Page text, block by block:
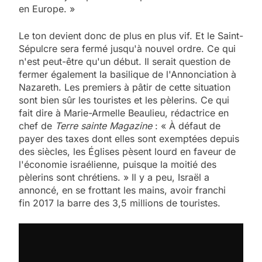
en Europe. »
Le ton devient donc de plus en plus vif. Et le Saint-
Sépulcre sera fermé jusqu'à nouvel ordre. Ce qui
n'est peut-être qu'un début. Il serait question de
fermer également la basilique de l'Annonciation à
Nazareth. Les premiers à pâtir de cette situation
sont bien sûr les touristes et les pèlerins. Ce qui
fait dire à Marie-Armelle Beaulieu, rédactrice en
chef de Terre sainte Magazine : « À défaut de
payer des taxes dont elles sont exemptées depuis
des siècles, les Églises pèsent lourd en faveur de
l'économie israélienne, puisque la moitié des
pèlerins sont chrétiens. » Il y a peu, Israël a
annoncé, en se frottant les mains, avoir franchi
fin 2017 la barre des 3,5 millions de touristes.